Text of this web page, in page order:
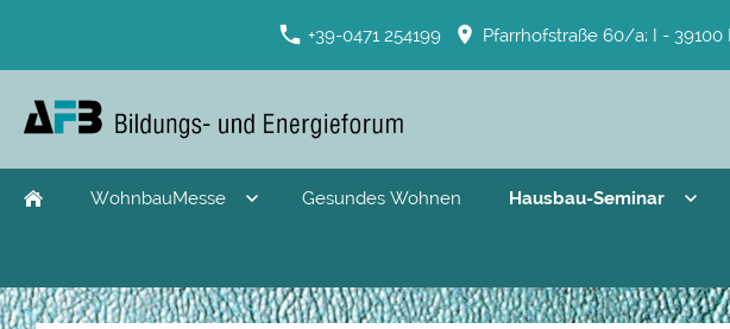
+39-0471 254199 Pfarrhofstraße 60/a; I - 39100
WohnbauMesse Gesundes Wohnen Hausbau-Seminar